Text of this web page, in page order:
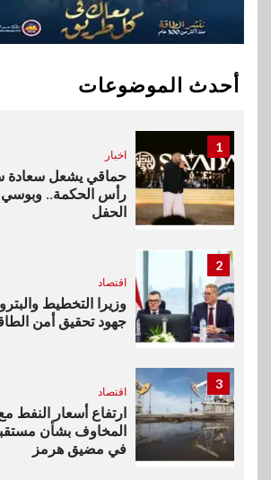
أحدث الموضوعات
سوق وصلة
جهازًا مثاليًا للشباب
1
اخبار
حماقي يشعل سعادة
رأس الحكمة.. وبوسي
الحفل
2
اقتصاد
وزيرا التخطيط
جهود تحقيق أمن
3
اقتصاد
ارتفاع أسعار النفط
المخاوف بشأن
في مضيق هرمز